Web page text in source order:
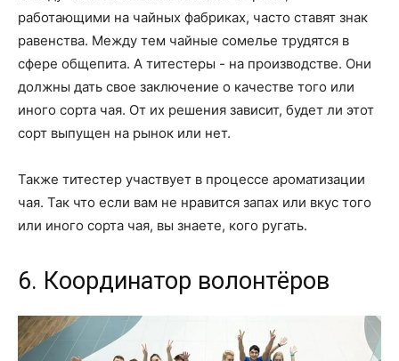
работающими на чайных фабриках, часто ставят знак
равенства. Между тем чайные сомелье трудятся в
сфере общепита. А титестеры - на производстве. Они
должны дать свое заключение о качестве того или
иного сорта чая. От их решения зависит, будет ли этот
сорт выпущен на рынок или нет.
Также титестер участвует в процессе ароматизации
чая. Так что если вам не нравится запах или вкус того
или иного сорта чая, вы знаете, кого ругать.
6. Координатор волонтёров